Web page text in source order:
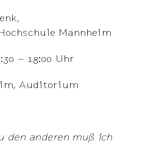
Mannheim
– 18:00 Uhr
Auditorium
den anderen muß ich